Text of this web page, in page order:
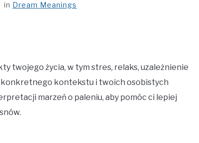
in Dream Meanings
twojego życia, w tym stres, relaks, uzależnienie
konkretnego kontekstu i twoich osobistych
marzeń o paleniu, aby pomóc ci lepiej